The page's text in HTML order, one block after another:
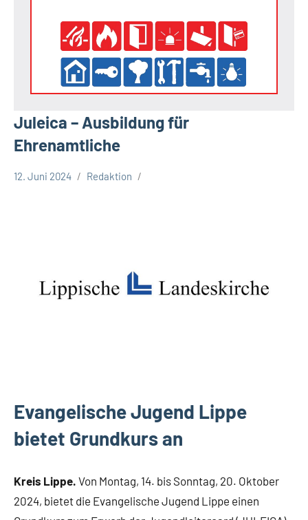
Juleica – Ausbildung für
Ehrenamtliche
12. Juni 2024 Redaktion
Evangelische Jugend Lippe
bietet Grundkurs an
Kreis Lippe. Von Montag, 14. bis Sonntag, 20. Oktober
2024, bietet die Evangelische Jugend Lippe einen